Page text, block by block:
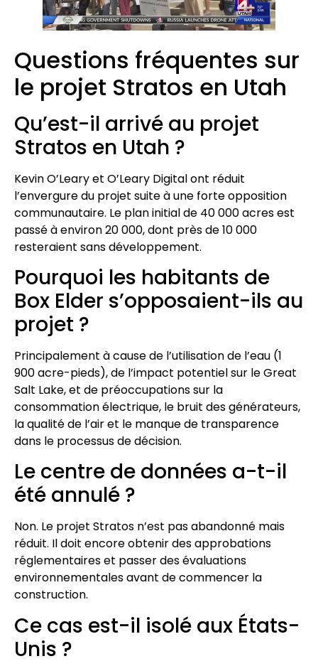
Questions fréquentes sur
le projet Stratos en Utah
Qu’est-il arrivé au projet
Stratos en Utah ?
Kevin O’Leary et O’Leary Digital ont réduit
l’envergure du projet suite à une forte opposition
communautaire. Le plan initial de 40 000 acres est
passé à environ 20 000, dont près de 10 000
resteraient sans développement.
Pourquoi les habitants de
Box Elder s’opposaient-ils au
projet ?
Principalement à cause de l’utilisation de l’eau (1
900 acre-pieds), de l’impact potentiel sur le Great
Salt Lake, et de préoccupations sur la
consommation électrique, le bruit des générateurs,
la qualité de l’air et le manque de transparence
dans le processus de décision.
Le centre de données a-t-il
été annulé ?
Non. Le projet Stratos n’est pas abandonné mais
réduit. Il doit encore obtenir des approbations
réglementaires et passer des évaluations
environnementales avant de commencer la
construction.
Ce cas est-il isolé aux États-
Unis ?